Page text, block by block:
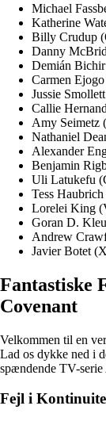
Michael
Katherine
Billy Crudup
Danny
Demián
Carmen
Jussie
Callie
Amy Seimetz
Nathaniel
Alexander
Benjamin
Uli Latukefu
Tess
Lorelei King
Goran D.
Andrew
Javier Botet
Fantastiske
Covenant
Velkommen til en
Lad os dykke ned i
spændende TV-serie
Fejl i